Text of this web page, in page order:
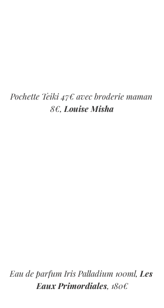
Pochette Teiki 47€ avec broderie maman
8€, Louise Misha
Eau de parfum Iris Palladium 100ml, Les
Eaux Primordiales, 180€